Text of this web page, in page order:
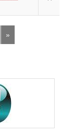
»